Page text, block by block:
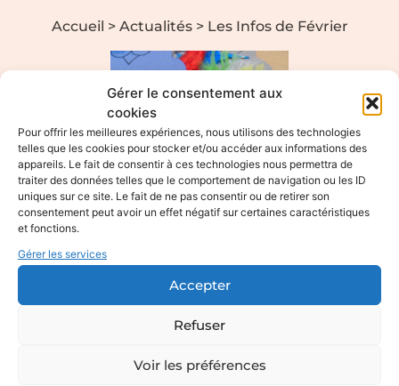
Gérer le consentement aux
cookies
Pour offrir les meilleures expériences, nous utilisons des technologies
telles que les cookies pour stocker et/ou accéder aux informations des
appareils. Le fait de consentir à ces technologies nous permettra de
traiter des données telles que le comportement de navigation ou les ID
uniques sur ce site. Le fait de ne pas consentir ou de retirer son
consentement peut avoir un effet négatif sur certaines caractéristiques
et fonctions.
Gérer les services
Accepter
Refuser
Voir les préférences
Accueil > Actualités> Les Infos de Février
Les Infos de Février